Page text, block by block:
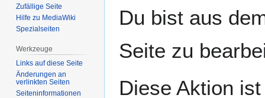
Navigation
Suche
Du bist aus
Seite zu
Diese Aktion
Zufällige Seite
Hilfe zu MediaWiki
Spezialseiten
Werkzeuge
Links auf diese Seite
Änderungen an
verlinkten Seiten
Seiten­­informationen